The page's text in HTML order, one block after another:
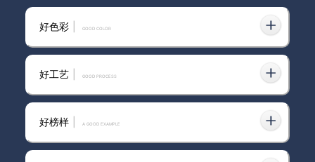
艺术涂料的分类是什么？
好色彩 GOOD COLOR
好工艺 GOOD PROCESS
好榜样 A GOOD EXAMPLE